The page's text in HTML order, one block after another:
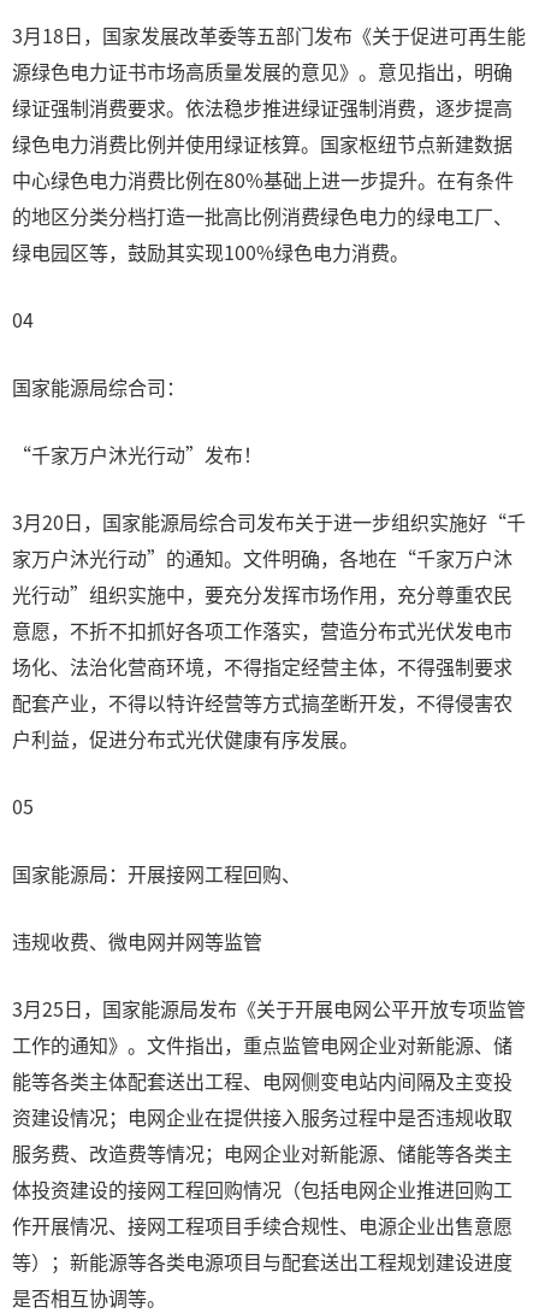
3月18日，国家发展改革委等五部门发布《关于促进可再生能
源绿色电力证书市场高质量发展的意见》。意见指出，明确
绿证强制消费要求。依法稳步推进绿证强制消费，逐步提高
绿色电力消费比例并使用绿证核算。国家枢纽节点新建数据
中心绿色电力消费比例在80%基础上进一步提升。在有条件
的地区分类分档打造一批高比例消费绿色电力的绿电工厂、
绿电园区等，鼓励其实现100%绿色电力消费。
04
国家能源局综合司：
“千家万户沐光行动”发布！
3月20日，国家能源局综合司发布关于进一步组织实施好“千
家万户沐光行动”的通知。文件明确，各地在“千家万户沐
光行动”组织实施中，要充分发挥市场作用，充分尊重农民
意愿，不折不扣抓好各项工作落实，营造分布式光伏发电市
场化、法治化营商环境，不得指定经营主体，不得强制要求
配套产业，不得以特许经营等方式搞垄断开发，不得侵害农
户利益，促进分布式光伏健康有序发展。
05
国家能源局：开展接网工程回购、
违规收费、微电网并网等监管
3月25日，国家能源局发布《关于开展电网公平开放专项监管
工作的通知》。文件指出，重点监管电网企业对新能源、储
能等各类主体配套送出工程、电网侧变电站内间隔及主变投
资建设情况；电网企业在提供接入服务过程中是否违规收取
服务费、改造费等情况；电网企业对新能源、储能等各类主
体投资建设的接网工程回购情况（包括电网企业推进回购工
作开展情况、接网工程项目手续合规性、电源企业出售意愿
等）；新能源等各类电源项目与配套送出工程规划建设进度
是否相互协调等。